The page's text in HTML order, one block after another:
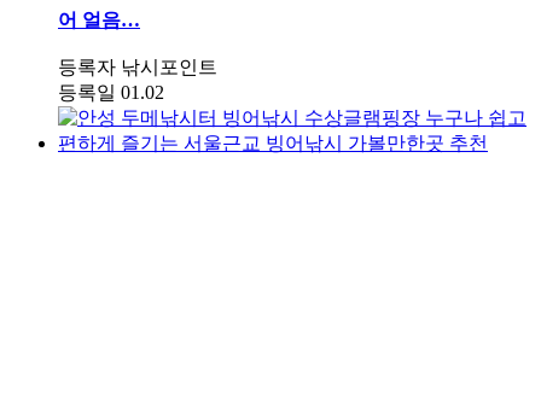
어 얼음…
등록자 낚시포인트
등록일 01.02